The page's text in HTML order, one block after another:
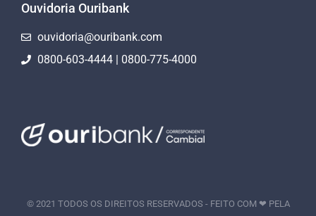
Ouvidoria Ouribank
ouvidoria@ouribank.com
0800-603-4444 | 0800-775-4000
© 2021 TODOS OS DIREITOS RESERVADOS - FEITO COM ❤ PELA